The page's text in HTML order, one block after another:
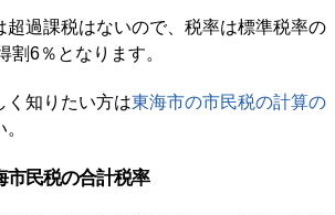
超過課税はないので、税率は標準税率の
割6％となります。
く知りたい方は東海市の市民税の計算の
市民税の合計税率